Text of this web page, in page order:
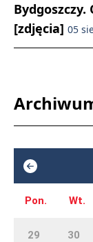
[zdjęcia] 05
Pon. Wt.
29 30